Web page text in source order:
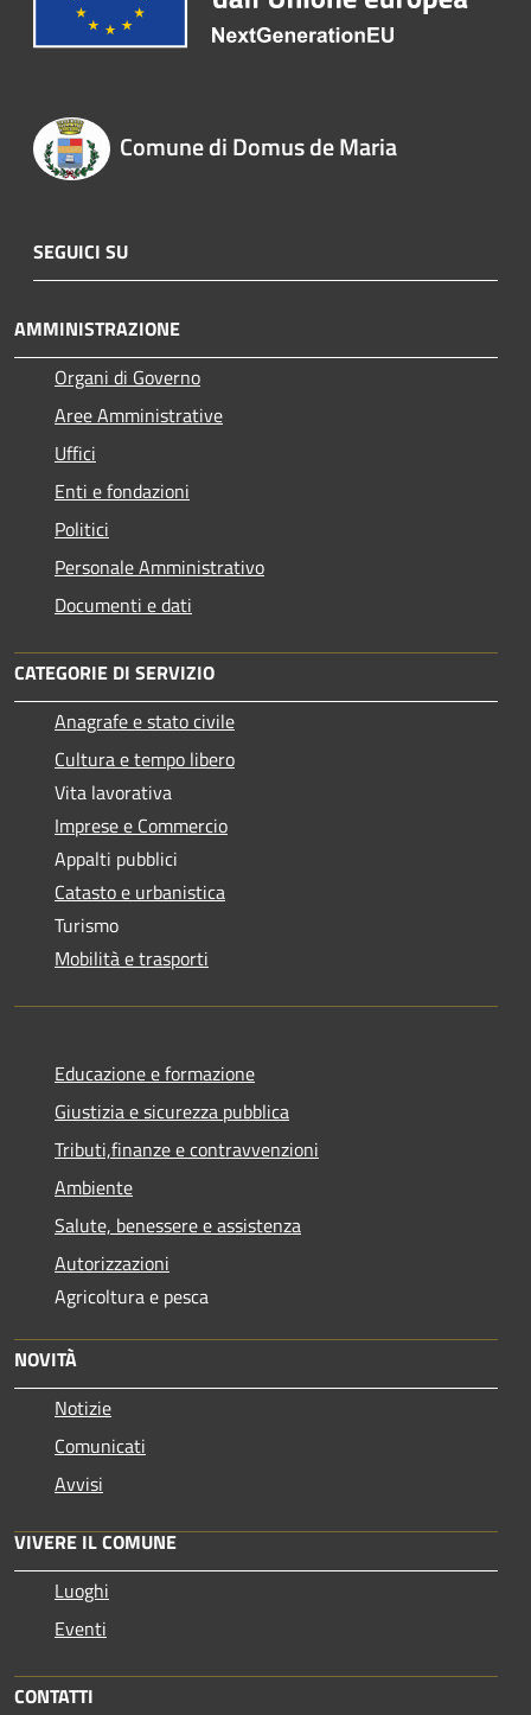
Comune di Domus de Maria
SEGUICI SU
AMMINISTRAZIONE
Organi di Governo
Aree Amministrative
Uffici
Enti e fondazioni
Politici
Personale Amministrativo
Documenti e dati
CATEGORIE DI SERVIZIO
Anagrafe e stato civile
Cultura e tempo libero
Vita lavorativa
Imprese e Commercio
Appalti pubblici
Catasto e urbanistica
Turismo
Mobilità e trasporti
Educazione e formazione
Giustizia e sicurezza pubblica
Tributi,finanze e contravvenzioni
Ambiente
Salute, benessere e assistenza
Autorizzazioni
Agricoltura e pesca
NOVITÀ
Notizie
Comunicati
Avvisi
VIVERE IL COMUNE
Luoghi
Eventi
CONTATTI